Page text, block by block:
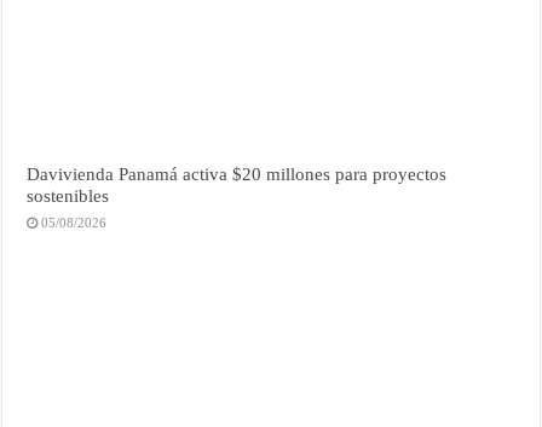
Davivienda Panamá activa $20 millones para proyectos
sostenibles
05/08/2026